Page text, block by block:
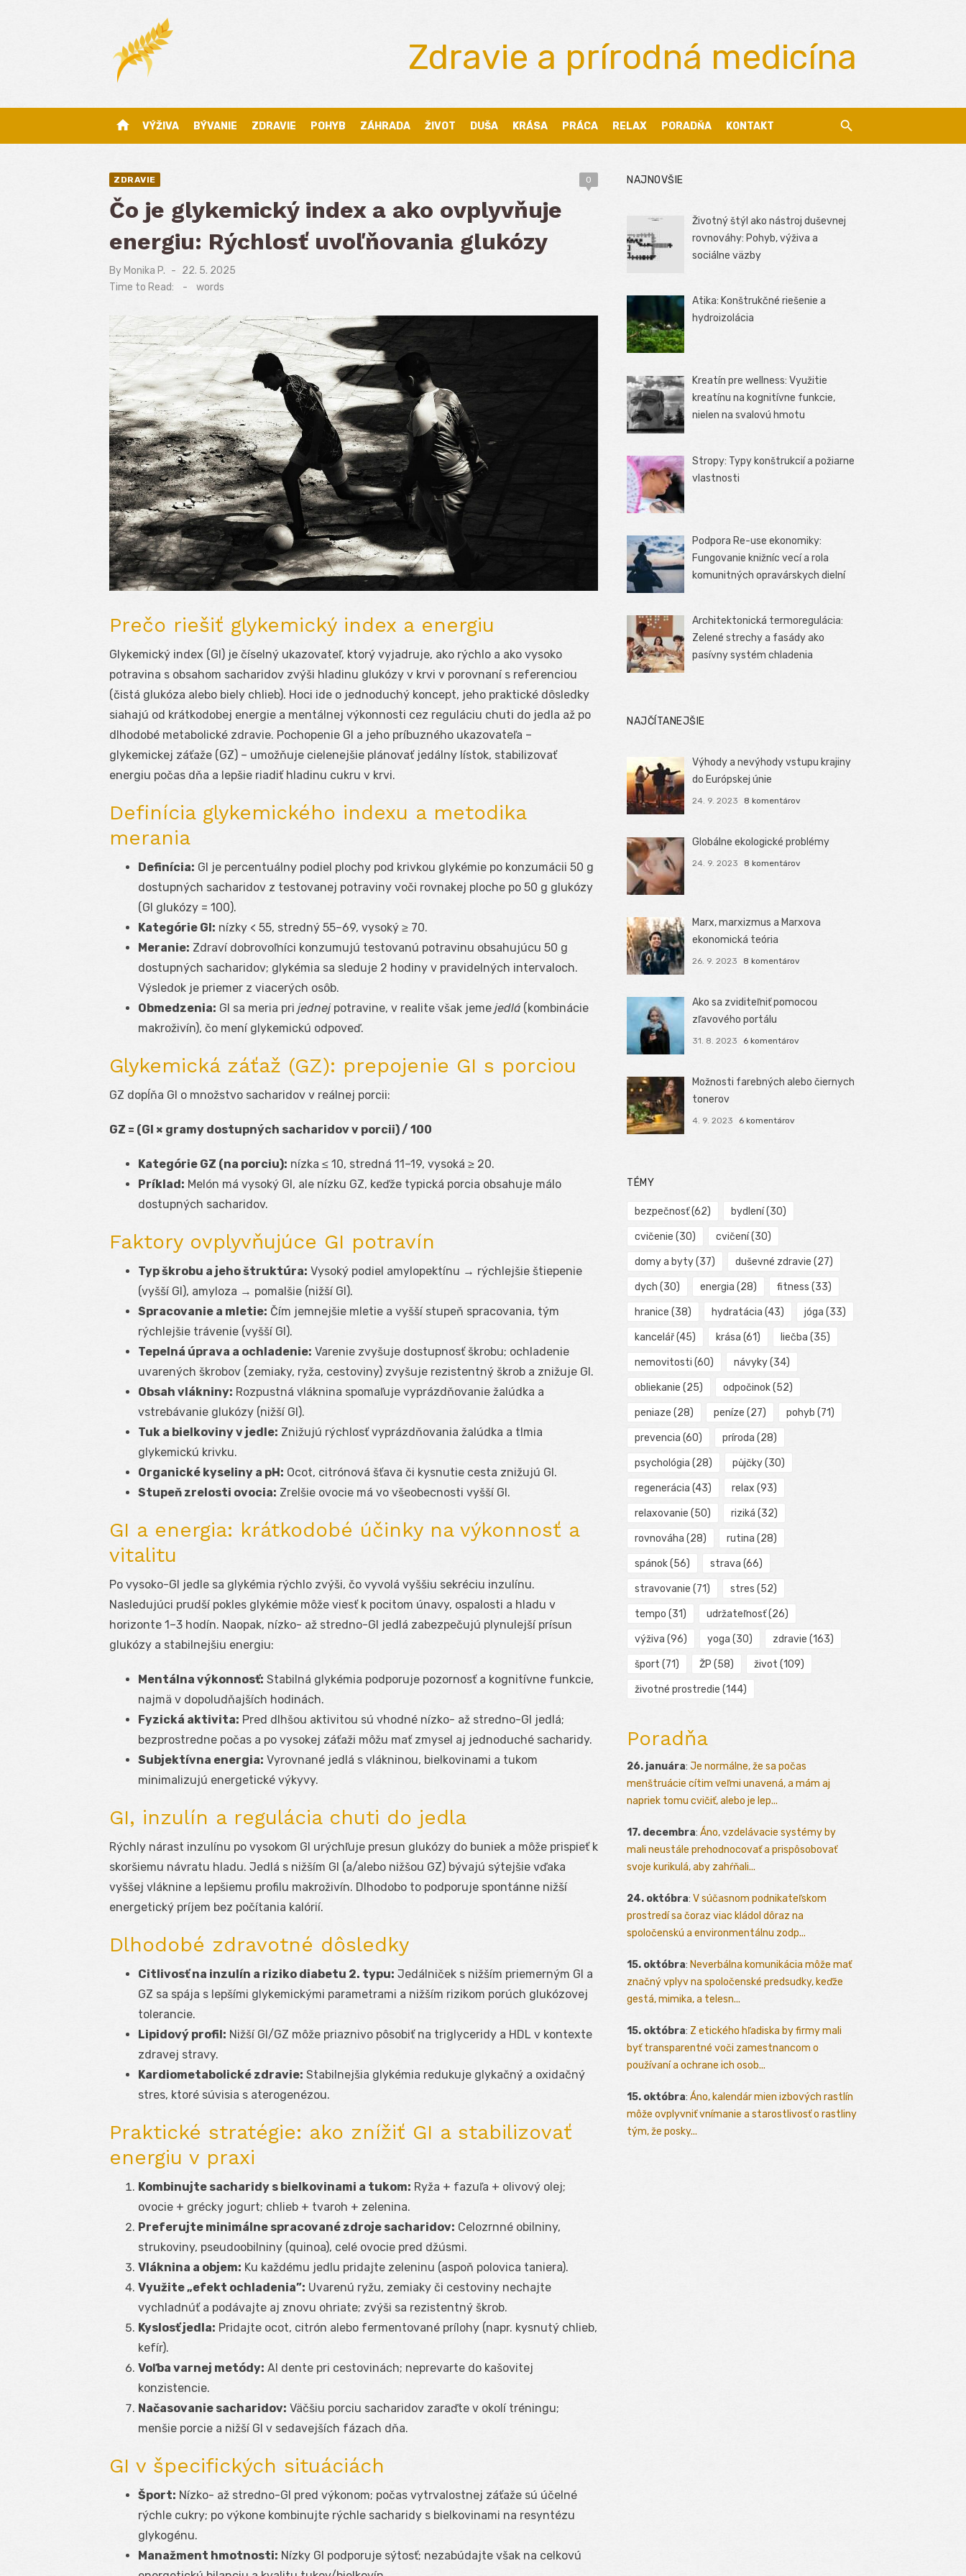
Zdravie a prírodná medicína
home VÝŽIVA BÝVANIE ZDRAVIE POHYB ZÁHRADA ŽIVOT DUŠA KRÁSA PRÁCA RELAX PORADŇA KONTAKT
ZDRAVIE 0
Čo je glykemický index a ako ovplyvňuje
energiu: Rýchlosť uvoľňovania glukózy
By Monika P.
Posted
22. 5. 2025
Time to Read:
- words
Prečo riešiť glykemický index a energiu
Glykemický index (GI) je číselný ukazovateľ, ktorý vyjadruje, ako rýchlo a ako vysoko
potravina s obsahom sacharidov zvýši hladinu glukózy v krvi v porovnaní s referenciou
(čistá glukóza alebo biely chlieb). Hoci ide o jednoduchý koncept, jeho praktické dôsledky
siahajú od krátkodobej energie a mentálnej výkonnosti cez reguláciu chuti do jedla až po
dlhodobé metabolické zdravie. Pochopenie GI a jeho príbuzného ukazovateľa –
glykemickej záťaže (GZ) – umožňuje cielenejšie plánovať jedálny lístok, stabilizovať
energiu počas dňa a lepšie riadiť hladinu cukru v krvi.
Definícia glykemického indexu a metodika
merania
Definícia: GI je percentuálny podiel plochy pod krivkou glykémie po konzumácii 50 g
dostupných sacharidov z testovanej potraviny voči rovnakej ploche po 50 g glukózy
(GI glukózy = 100).
Kategórie GI: nízky < 55, stredný 55–69, vysoký ≥ 70.
Meranie: Zdraví dobrovoľníci konzumujú testovanú potravinu obsahujúcu 50 g
dostupných sacharidov; glykémia sa sleduje 2 hodiny v pravidelných intervaloch.
Výsledok je priemer z viacerých osôb.
Obmedzenia: GI sa meria pri jednejpotravine, v realite však jeme jedlá (kombinácie
makroživín), čo mení glykemickú odpoveď.
Glykemická záťaž (GZ): prepojenie GI s porciou
GZ dopĺňa GI o množstvo sacharidov v reálnej porcii:
GZ = (GI × gramy dostupných sacharidov v porcii) / 100
Kategórie GZ (na porciu): nízka ≤ 10, stredná 11–19, vysoká ≥ 20.
Príklad: Melón má vysoký GI, ale nízku GZ, keďže typická porcia obsahuje málo
dostupných sacharidov.
Faktory ovplyvňujúce GI potravín
Typ škrobu a jeho štruktúra: Vysoký podiel amylopektínu → rýchlejšie štiepenie
(vyšší GI), amyloza → pomalšie (nižší GI).
Spracovanie a mletie: Čím jemnejšie mletie a vyšší stupeň spracovania, tým
rýchlejšie trávenie (vyšší GI).
Tepelná úprava a ochladenie: Varenie zvyšuje dostupnosť škrobu; ochladenie
uvarených škrobov (zemiaky, ryža, cestoviny) zvyšuje rezistentný škrob a znižuje GI.
Obsah vlákniny: Rozpustná vláknina spomaľuje vyprázdňovanie žalúdka a
vstrebávanie glukózy (nižší GI).
Tuk a bielkoviny v jedle: Znižujú rýchlosť vyprázdňovania žalúdka a tlmia
glykemickú krivku.
Organické kyseliny a pH: Ocot, citrónová šťava či kysnutie cesta znižujú GI.
Stupeň zrelosti ovocia: Zrelšie ovocie má vo všeobecnosti vyšší GI.
GI a energia: krátkodobé účinky na výkonnosť a
vitalitu
Po vysoko-GI jedle sa glykémia rýchlo zvýši, čo vyvolá vyššiu sekréciu inzulínu.
Nasledujúci prudší pokles glykémie môže viesť k pocitom únavy, ospalosti a hladu v
horizonte 1–3 hodín. Naopak, nízko- až stredno-GI jedlá zabezpečujú plynulejší prísun
glukózy a stabilnejšiu energiu:
Mentálna výkonnosť: Stabilná glykémia podporuje pozornosť a kognitívne funkcie,
najmä v dopoludňajších hodinách.
Fyzická aktivita: Pred dlhšou aktivitou sú vhodné nízko- až stredno-GI jedlá;
bezprostredne počas a po vysokej záťaži môžu mať zmysel aj jednoduché sacharidy.
Subjektívna energia: Vyrovnané jedlá s vlákninou, bielkovinami a tukom
minimalizujú energetické výkyvy.
GI, inzulín a regulácia chuti do jedla
Rýchly nárast inzulínu po vysokom GI urýchľuje presun glukózy do buniek a môže prispieť k
skoršiemu návratu hladu. Jedlá s nižším GI (a/alebo nižšou GZ) bývajú sýtejšie vďaka
vyššej vláknine a lepšiemu profilu makroživín. Dlhodobo to podporuje spontánne nižší
energetický príjem bez počítania kalórií.
Dlhodobé zdravotné dôsledky
Citlivosť na inzulín a riziko diabetu 2. typu: Jedálniček s nižším priemerným GI a
GZ sa spája s lepšími glykemickými parametrami a nižším rizikom porúch glukózovej
tolerancie.
Lipidový profil: Nižší GI/GZ môže priaznivo pôsobiť na triglyceridy a HDL v kontexte
zdravej stravy.
Kardiometabolické zdravie: Stabilnejšia glykémia redukuje glykačný a oxidačný
stres, ktoré súvisia s aterogenézou.
Praktické stratégie: ako znížiť GI a stabilizovať
energiu v praxi
Kombinujte sacharidy s bielkovinami a tukom: Ryža + fazuľa + olivový olej;
ovocie + grécky jogurt; chlieb + tvaroh + zelenina.
Preferujte minimálne spracované zdroje sacharidov: Celozrnné obilniny,
strukoviny, pseudoobilniny (quinoa), celé ovocie pred džúsmi.
Vláknina a objem: Ku každému jedlu pridajte zeleninu (aspoň polovica taniera).
Využite „efekt ochladenia”: Uvarenú ryžu, zemiaky či cestoviny nechajte
vychladnúť a podávajte aj znovu ohriate; zvýši sa rezistentný škrob.
Kyslosť jedla: Pridajte ocot, citrón alebo fermentované prílohy (napr. kysnutý chlieb,
kefír).
Voľba varnej metódy: Al dente pri cestovinách; neprevarte do kašovitej
konzistencie.
Načasovanie sacharidov: Väčšiu porciu sacharidov zaraďte v okolí tréningu;
menšie porcie a nižší GI v sedavejších fázach dňa.
GI v špecifických situáciách
Šport: Nízko- až stredno-GI pred výkonom; počas vytrvalostnej záťaže sú účelné
rýchle cukry; po výkone kombinujte rýchle sacharidy s bielkovinami na resyntézu
glykogénu.
Manažment hmotnosti: Nízky GI podporuje sýtosť; nezabúdajte však na celkovú
NAJNOVŠIE
Životný štýl ako nástroj duševnej
rovnováhy: Pohyb, výživa a
sociálne väzby
Atika: Konštrukčné riešenie a
hydroizolácia
Kreatín pre wellness: Využitie
kreatínu na kognitívne funkcie,
nielen na svalovú hmotu
Stropy: Typy konštrukcií a požiarne
vlastnosti
Podpora Re-use ekonomiky:
Fungovanie knižníc vecí a rola
komunitných opravárskych dielní
Architektonická termoregulácia:
Zelené strechy a fasády ako
pasívny systém chladenia
NAJČÍTANEJŠIE
Výhody a nevýhody vstupu krajiny
do Európskej únie
24. 9. 2023 8 komentárov
Globálne ekologické problémy
24. 9. 2023 8 komentárov
Marx, marxizmus a Marxova
ekonomická teória
26. 9. 2023 8 komentárov
Ako sa zviditeľniť pomocou
zľavového portálu
31. 8. 2023 6 komentárov
Možnosti farebných alebo čiernych
tonerov
4. 9. 2023 6 komentárov
TÉMY
bezpečnosť(62) bydlení(30)
cvičenie (30) cvičení(30)
domy a byty(37) duševné zdravie (27)
dych (30) energia (28) fitness (33)
hranice (38) hydratácia (43) jóga (33)
kancelář(45) krása (61) liečba (35)
nemovitosti (60) návyky(34)
obliekanie (25) odpočinok(52)
peniaze (28) peníze (27) pohyb (71)
prevencia (60) príroda (28)
psychológia (28) půjčky(30)
regenerácia (43) relax (93)
relaxovanie (50) riziká (32)
rovnováha (28) rutina (28)
spánok(56) strava (66)
stravovanie (71) stres (52)
tempo (31) udržateľnosť(26)
výživa (96) yoga (30) zdravie (163)
šport (71) ŽP (58) život (109)
životné prostredie (144)
Poradňa
26. januára: Je normálne, že sa počas
menštruácie cítim veľmi unavená, a mám aj
napriek tomu cvičiť, alebo je lep...
17. decembra: Áno, vzdelávacie systémy by
mali neustále prehodnocovať a prispôsobovať
svoje kurikulá, aby zahŕňali...
24. októbra: V súčasnom podnikateľskom
prostredí sa čoraz viac kládol dôraz na
spoločenskú a environmentálnu zodp...
15. októbra: Neverbálna komunikácia môže mať
značný vplyv na spoločenské predsudky, keďže
gestá, mimika, a telesn...
15. októbra: Z etického hľadiska by firmy mali
byť transparentné voči zamestnancom o
používaní a ochrane ich osob...
15. októbra: Áno, kalendár mien izbových rastlín
môže ovplyvniť vnímanie a starostlivosť o rastliny
tým, že posky...